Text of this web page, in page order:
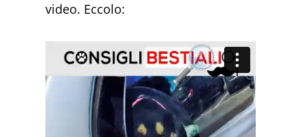
video. Eccolo: